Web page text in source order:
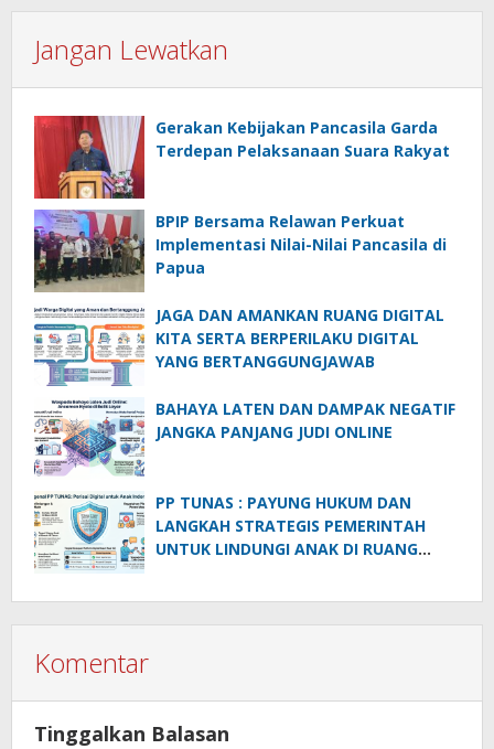
Jangan Lewatkan
Gerakan Kebijakan Pancasila Garda
Terdepan Pelaksanaan Suara Rakyat
BPIP Bersama Relawan Perkuat
Implementasi Nilai-Nilai Pancasila di
Papua
JAGA DAN AMANKAN RUANG DIGITAL
KITA SERTA BERPERILAKU DIGITAL
YANG BERTANGGUNGJAWAB
BAHAYA LATEN DAN DAMPAK NEGATIF
JANGKA PANJANG JUDI ONLINE
PP TUNAS : PAYUNG HUKUM DAN
LANGKAH STRATEGIS PEMERINTAH
UNTUK LINDUNGI ANAK DI RUANG
Komentar
Tinggalkan Balasan